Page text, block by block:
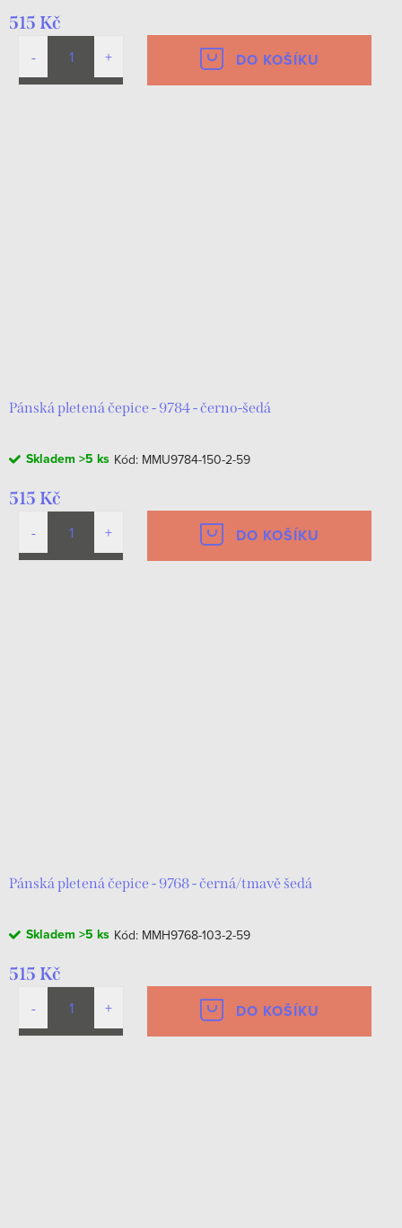
515 Kč
DO KOŠÍKU
Pánská pletená čepice - 9784 - černo-šedá
Skladem >5 ks Kód: MMU9784-150-2-59
515 Kč
DO KOŠÍKU
Pánská pletená čepice - 9768 - černá/tmavě šedá
Skladem >5 ks Kód: MMH9768-103-2-59
515 Kč
DO KOŠÍKU